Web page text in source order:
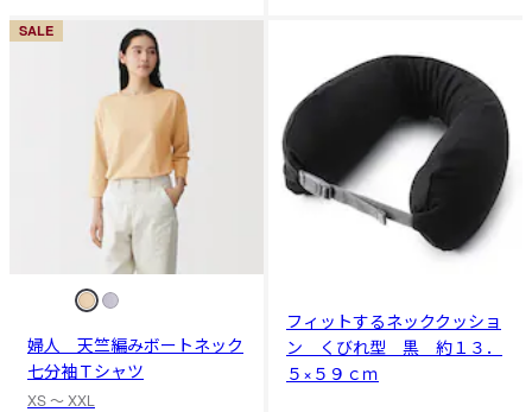
SALE
婦人 天竺編みボートネック
七分袖Ｔシャツ
XS 〜 XXL
フィットするネッククッショ
ン くびれ型 黒 約１３．
５×５９ｃｍ